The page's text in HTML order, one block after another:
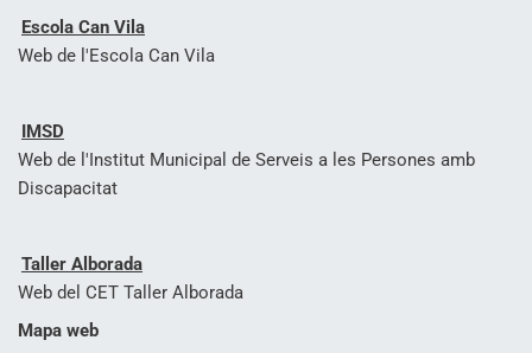
Escola Can Vila
Web de l'Escola Can Vila
IMSD
Web de l'Institut Municipal de Serveis a les Persones amb
Discapacitat
Taller Alborada
Web del CET Taller Alborada
Mapa web